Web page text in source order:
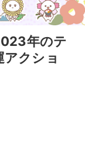
年のテ
クショ